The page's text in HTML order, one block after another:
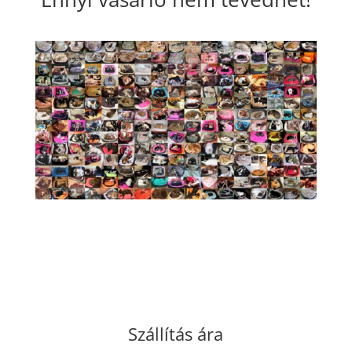
Szállítás ára